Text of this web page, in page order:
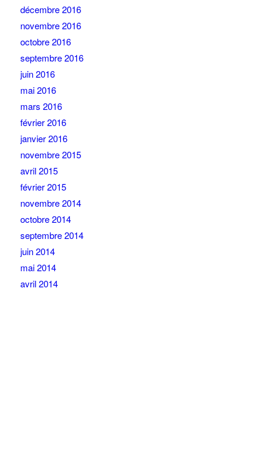
décembre 2016
novembre 2016
octobre 2016
septembre 2016
juin 2016
mai 2016
mars 2016
février 2016
janvier 2016
novembre 2015
avril 2015
février 2015
novembre 2014
octobre 2014
septembre 2014
juin 2014
mai 2014
avril 2014